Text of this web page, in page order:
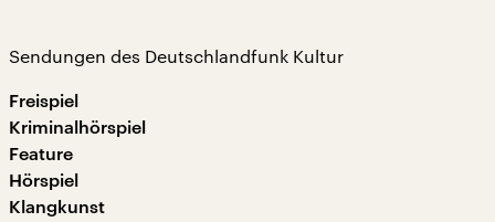
Sendungen des Deutschlandfunk Kultur
Freispiel
Kriminalhörspiel
Feature
Hörspiel
Klangkunst